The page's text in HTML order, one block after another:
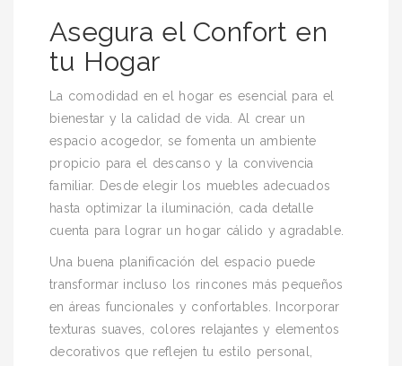
Asegura el Confort en
tu Hogar
La comodidad en el hogar es esencial para el
bienestar y la calidad de vida. Al crear un
espacio acogedor, se fomenta un ambiente
propicio para el descanso y la convivencia
familiar. Desde elegir los muebles adecuados
hasta optimizar la iluminación, cada detalle
cuenta para lograr un hogar cálido y agradable.
Una buena planificación del espacio puede
transformar incluso los rincones más pequeños
en áreas funcionales y confortables. Incorporar
texturas suaves, colores relajantes y elementos
decorativos que reflejen tu estilo personal,